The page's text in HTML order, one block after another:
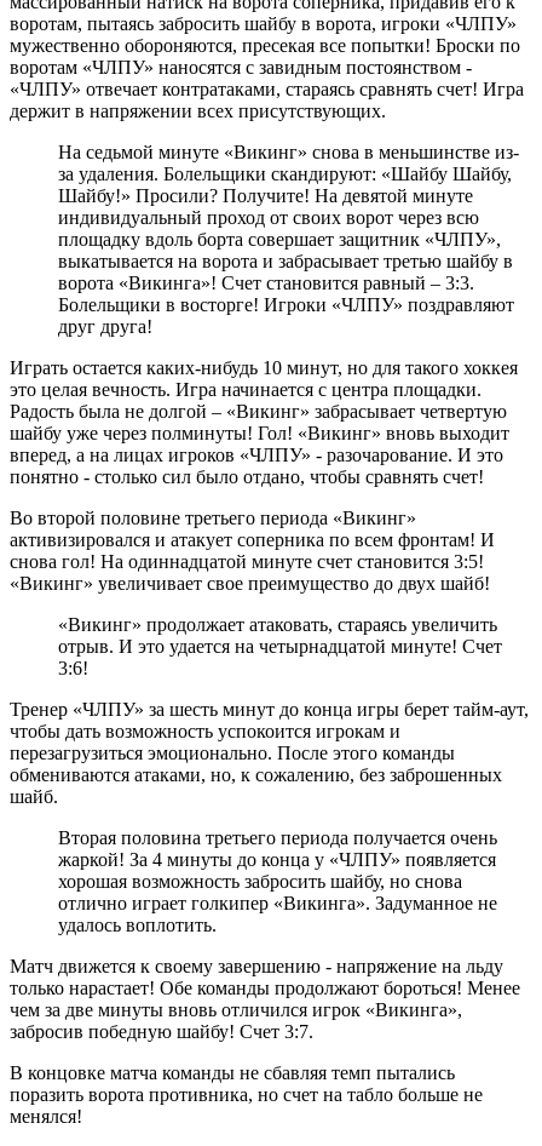
воротам, пытаясь забросить шайбу в ворота, игроки «ЧЛПУ»
мужественно обороняются, пресекая все попытки! Броски по
воротам «ЧЛПУ» наносятся с завидным постоянством -
«ЧЛПУ» отвечает контратаками, стараясь сравнять счет! Игра
держит в напряжении всех присутствующих.
На седьмой минуте «Викинг» снова в меньшинстве из-
за удаления. Болельщики скандируют: «Шайбу Шайбу,
Шайбу!» Просили? Получите! На девятой минуте
индивидуальный проход от своих ворот через всю
площадку вдоль борта совершает защитник «ЧЛПУ»,
выкатывается на ворота и забрасывает третью шайбу в
ворота «Викинга»! Счет становится равный – 3:3.
Болельщики в восторге! Игроки «ЧЛПУ» поздравляют
друг друга!
Играть остается каких-нибудь 10 минут, но для такого хоккея
это целая вечность. Игра начинается с центра площадки.
Радость была не долгой – «Викинг» забрасывает четвертую
шайбу уже через полминуты! Гол! «Викинг» вновь выходит
вперед, а на лицах игроков «ЧЛПУ» - разочарование. И это
понятно - столько сил было отдано, чтобы сравнять счет!
Во второй половине третьего периода «Викинг»
активизировался и атакует соперника по всем фронтам! И
снова гол! На одиннадцатой минуте счет становится 3:5!
«Викинг» увеличивает свое преимущество до двух шайб!
«Викинг» продолжает атаковать, стараясь увеличить
отрыв. И это удается на четырнадцатой минуте! Счет
3:6!
Тренер «ЧЛПУ» за шесть минут до конца игры берет тайм-аут,
чтобы дать возможность успокоится игрокам и
перезагрузиться эмоционально. После этого команды
обмениваются атаками, но, к сожалению, без заброшенных
шайб.
Вторая половина третьего периода получается очень
жаркой! За 4 минуты до конца у «ЧЛПУ» появляется
хорошая возможность забросить шайбу, но снова
отлично играет голкипер «Викинга». Задуманное не
удалось воплотить.
Матч движется к своему завершению - напряжение на льду
только нарастает! Обе команды продолжают бороться! Менее
чем за две минуты вновь отличился игрок «Викинга»,
забросив победную шайбу! Счет 3:7.
В концовке матча команды не сбавляя темп пытались
поразить ворота противника, но счет на табло больше не
менялся!